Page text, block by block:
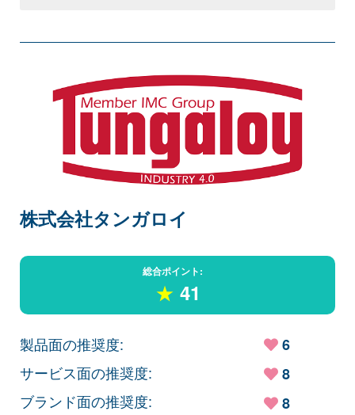
株式会社タンガロイ
総合ポイント:
★ 41
製品面の推奨度:
サービス面の推奨度:
ブランド面の推奨度:
6
8
8